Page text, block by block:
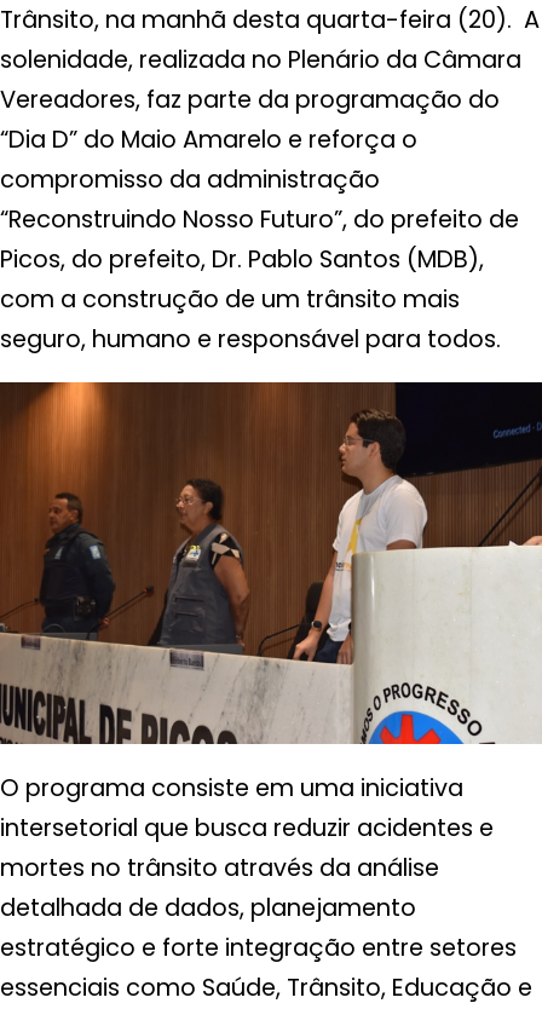
Trânsito, na manhã desta quarta-feira (20). A
solenidade, realizada no Plenário da Câmara
Vereadores, faz parte da programação do
“Dia D” do Maio Amarelo e reforça o
compromisso da administração
“Reconstruindo Nosso Futuro”, do prefeito de
Picos, do prefeito, Dr. Pablo Santos (MDB),
com a construção de um trânsito mais
seguro, humano e responsável para todos.
O programa consiste em uma iniciativa
intersetorial que busca reduzir acidentes e
mortes no trânsito através da análise
detalhada de dados, planejamento
estratégico e forte integração entre setores
essenciais como Saúde, Trânsito, Educação e